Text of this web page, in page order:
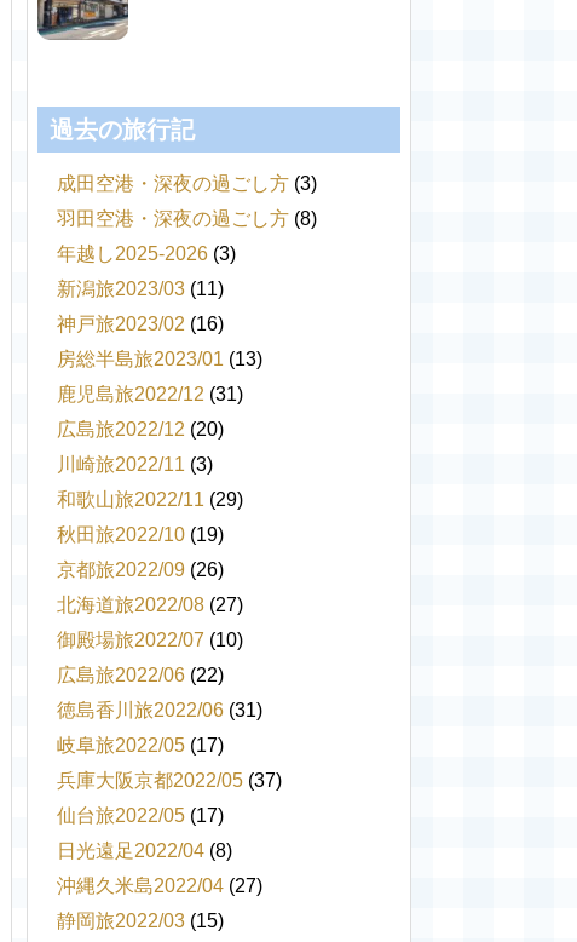
過去の旅行記
成田空港・深夜の過ごし方 (3)
羽田空港・深夜の過ごし方 (8)
年越し2025-2026 (3)
新潟旅2023/03 (11)
神戸旅2023/02 (16)
房総半島旅2023/01 (13)
鹿児島旅2022/12 (31)
広島旅2022/12 (20)
川崎旅2022/11 (3)
和歌山旅2022/11 (29)
秋田旅2022/10 (19)
京都旅2022/09 (26)
北海道旅2022/08 (27)
御殿場旅2022/07 (10)
広島旅2022/06 (22)
徳島香川旅2022/06 (31)
岐阜旅2022/05 (17)
兵庫大阪京都2022/05 (37)
仙台旅2022/05 (17)
日光遠足2022/04 (8)
沖縄久米島2022/04 (27)
静岡旅2022/03 (15)